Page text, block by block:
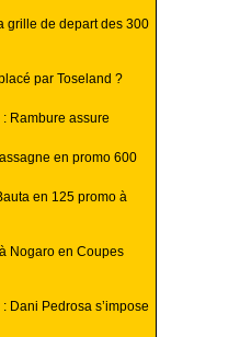
grille de depart des 300
par Toseland ?
Rambure assure
en promo 600
en 125 promo à
Nogaro en Coupes
Dani Pedrosa s’impose